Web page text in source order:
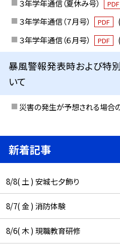
３年学年通信（夏休み号） PDF
３年学年通信（７月号）
PDF
３年学年通信（６月号）
PDF
暴風警報発表時および特
いて
災害の発生が予想される場合
新着記事
8/8( 土 ) 安城七夕飾り
8/7( 金 ) 消防体験
8/6( 木 ) 現職教育研修